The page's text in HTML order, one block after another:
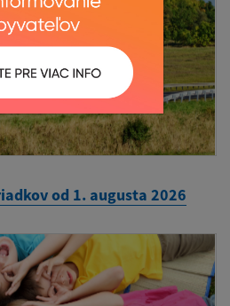
od 1. augusta 2026